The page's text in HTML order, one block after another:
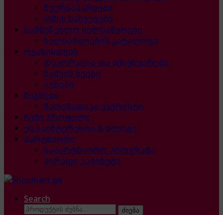
წვერსაპარსები
თმის სახვევები
სამშენებლო ხელსაწყოები
ხელსაწყოების კატალოგი
ოჯახისთვის
დეკორაცია და აქსესუარები
ნაძვის ხეები
აუზები
წიგნები
მათემათიკა ევერესტი
ჩემი პროფილი
ეს საინტერესოა & ბლოგი
პარტნიორი
საპარტნიორო პროგრამა
პირადი კაბინეტი
Search
ძებნა:
ძიება